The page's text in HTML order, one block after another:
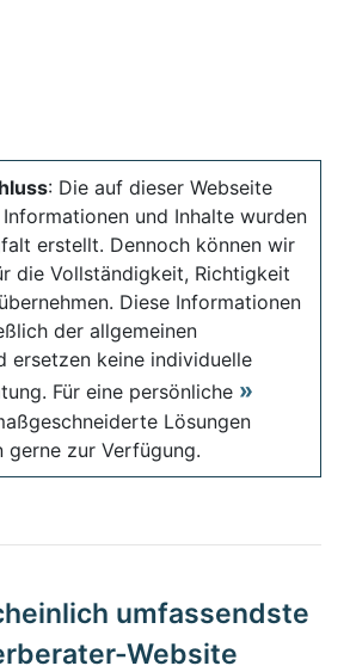
: Die auf dieser Webseite
und Inhalte wurden
erstellt. Dennoch können wir
die Vollständigkeit, Richtigkeit
Diese Informationen
der allgemeinen
ersetzen keine individuelle
Für eine persönliche
Lösungen
gerne zur Verfügung.
umfassendste
Website